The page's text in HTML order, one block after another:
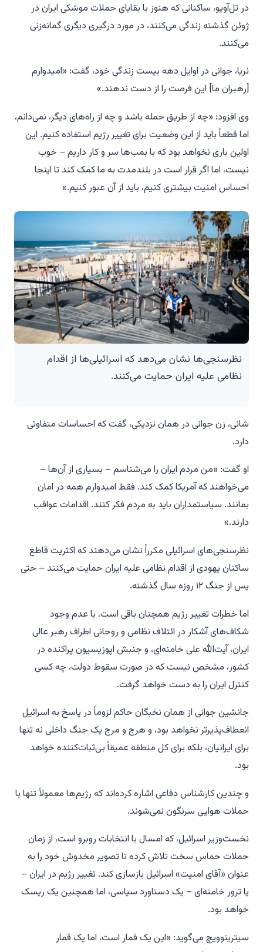
در تل‌آویو، ساکنانی که هنوز با بقایای حملات موشکی ایران در
ژوئن گذشته زندگی می‌کنند، در مورد درگیری دیگری گمانه‌زنی
می‌کنند.
نریا، جوانی در اوایل دهه بیست زندگی خود، گفت: «امیدوارم
[رهبران ما] این فرصت را از دست ندهند.»
وی افزود: «چه از طریق حمله باشد و چه از راه‌های دیگر، نمی‌دانم،
اما قطعاً باید از این وضعیت برای تغییر رژیم استفاده کنیم. این
اولین باری نخواهد بود که با بمب‌ها سر و کار داریم – خوب
نیست، اما اگر قرار است در بلندمدت به ما کمک کند تا اینجا
احساس امنیت بیشتری کنیم، باید از آن عبور کنیم.»
نظرسنجی‌ها نشان می‌دهد که اسرائیلی‌ها از اقدام
نظامی علیه ایران حمایت می‌کنند.
شانی، زن جوانی در همان نزدیکی، گفت که احساسات متفاوتی
دارد.
او گفت: «من مردم ایران را می‌شناسم – بسیاری از آن‌ها –
می‌خواهند که آمریکا کمک کند. فقط امیدوارم همه در امان
بمانند. سیاستمداران باید به مردم فکر کنند. اقدامات عواقب
دارند.»
نظرسنجی‌های اسرائیلی مکرراً نشان می‌دهند که اکثریت قاطع
ساکنان یهودی از اقدام نظامی علیه ایران حمایت می‌کنند – حتی
پس از جنگ ۱۲ روزه سال گذشته.
اما خطرات تغییر رژیم همچنان باقی است. با عدم وجود
شکاف‌های آشکار در ائتلاف نظامی و روحانی اطراف رهبر عالی
ایران، آیت‌الله علی خامنه‌ای، و جنبش اپوزیسیون پراکنده در
کشور، مشخص نیست که در صورت سقوط دولت، چه کسی
کنترل ایران را به دست خواهد گرفت.
جانشین جوانی از همان نخبگان حاکم لزوماً در پاسخ به اسرائیل
انعطاف‌پذیرتر نخواهد بود، و هرج و مرج یک جنگ داخلی نه تنها
برای ایرانیان، بلکه برای کل منطقه عمیقاً بی‌ثبات‌کننده خواهد
بود.
و چندین کارشناس دفاعی اشاره کرده‌اند که رژیم‌ها معمولاً تنها با
حملات هوایی سرنگون نمی‌شوند.
نخست‌وزیر اسرائیل، که امسال با انتخابات روبرو است، از زمان
حملات حماس سخت تلاش کرده تا تصویر مخدوش خود را به
عنوان «آقای امنیت» اسرائیل بازسازی کند. تغییر رژیم در ایران –
یا ترور خامنه‌ای – یک دستاورد سیاسی، اما همچنین یک ریسک
خواهد بود.
سیترینوویچ می‌گوید: «این یک قمار است، اما یک قمار